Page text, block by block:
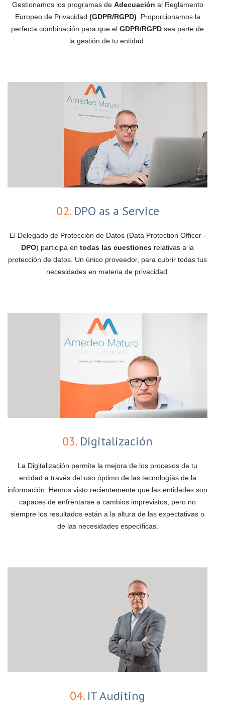
Gestionamos los programas de Adecuación al Reglamento
Europeo de Privacidad (GDPR/RGPD). Proporcionamos la
perfecta combinación para que el GDPR/RGPD sea parte de
la gestión de tu entidad.
02.DPO as a Service
El Delegado de Protección de Datos (Data Protection Officer -
DPO) participa en todas las cuestiones relativas a la
protección de datos. Un único proveedor, para cubrir todas tus
necesidades en materia de privacidad.
03.Digitalización
La Digitalización permite la mejora de los procesos de tu
entidad a través del uso óptimo de las tecnologías de la
información. Hemos visto recientemente que las entidades son
capaces de enfrentarse a cambios imprevistos, pero no
siempre los resultados están a la altura de las expectativas o
de las necesidades específicas.
04.IT Auditing